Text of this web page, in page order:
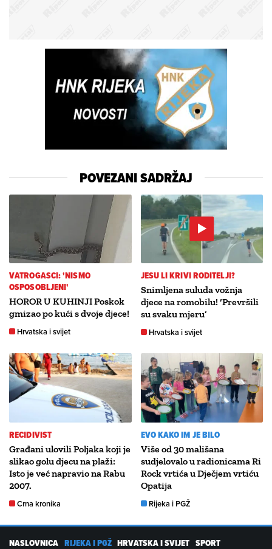
POVEZANI SADRŽAJ
VATROGASCI: 'NISMO
OSPOSOBLJENI'
HOROR U KUHINJI Poskok
gmizao po kući s dvoje djece!
Hrvatska i svijet
JESU LI KRIVI RODITELJI?
Snimljena suluda vožnja
djece na romobilu! ‘Prevršili
su svaku mjeru’
Hrvatska i svijet
RECIDIVIST
Građani ulovili Poljaka koji je
slikao golu djecu na plaži:
Isto je već napravio na Rabu
2007.
Crna kronika
EVO KAKO IM JE BILO
Više od 30 mališana
sudjelovalo u radionicama Ri
Rock vrtića u Dječjem vrtiću
Opatija
Rijeka i PGŽ
NASLOVNICA RIJEKA I PGŽ HRVATSKA I SVIJET SPORT